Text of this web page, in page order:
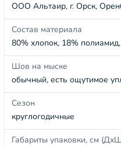
ООО Альтаир, г. Орск,
Состав материала
80% хлопок, 18%
Шов на мыске
обычный, есть ощутимое
Сезон
круглогодичные
Габариты упаковки, см